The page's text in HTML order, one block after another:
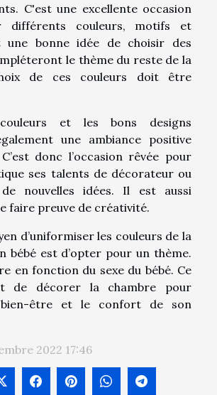
C'est une excellente occasion
différents couleurs, motifs et
une bonne idée de choisir des
le thème du reste de la
de ces couleurs doit être
et les bons designs
une ambiance positive
donc l’occasion rêvée pour
ses talents de décorateur ou
nouvelles idées. Il est aussi
faire preuve de créativité.
d’uniformiser les couleurs de la
bébé est d’opter pour un thème.
en fonction du sexe du bébé. Ce
de décorer la chambre pour
être et le confort de son
2022 17:46